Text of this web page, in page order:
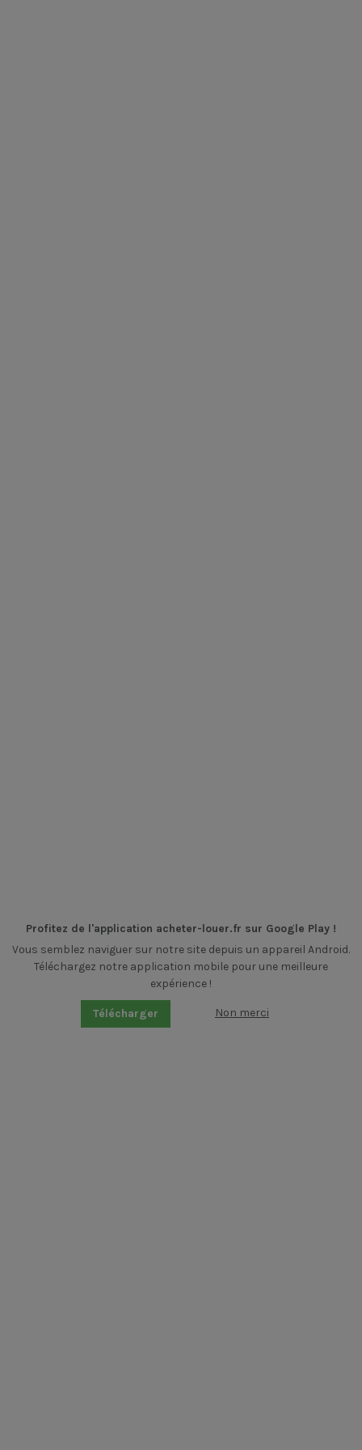
Profitez de l'application acheter-louer.fr sur Google Play !
Vous semblez naviguer sur notre site depuis un appareil Android.
Téléchargez notre application mobile pour une meilleure
expérience !
Télécharger Non merci